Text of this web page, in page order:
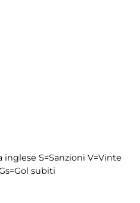
inglese S=Sanzioni V=Vinte
subiti